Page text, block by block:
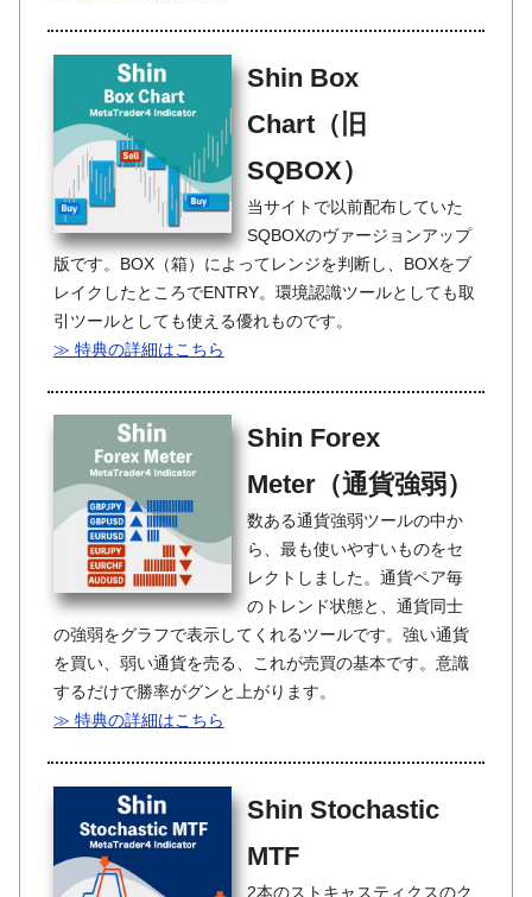
Shin Box
Chart（旧
SQBOX）
当サイトで以前配布していた
SQBOXのヴァージョンアップ
版です。BOX（箱）によってレンジを判断し、BOXをブ
レイクしたところでENTRY。環境認識ツールとしても取
引ツールとしても使える優れものです。
≫ 特典の詳細はこちら
Shin Forex
Meter（通貨強弱）
数ある通貨強弱ツールの中か
ら、最も使いやすいものをセ
レクトしました。通貨ペア毎
のトレンド状態と、通貨同士
の強弱をグラフで表示してくれるツールです。強い通貨
を買い、弱い通貨を売る、これが売買の基本です。意識
するだけで勝率がグンと上がります。
≫ 特典の詳細はこちら
Shin Stochastic
MTF
2本のストキャスティクスのク